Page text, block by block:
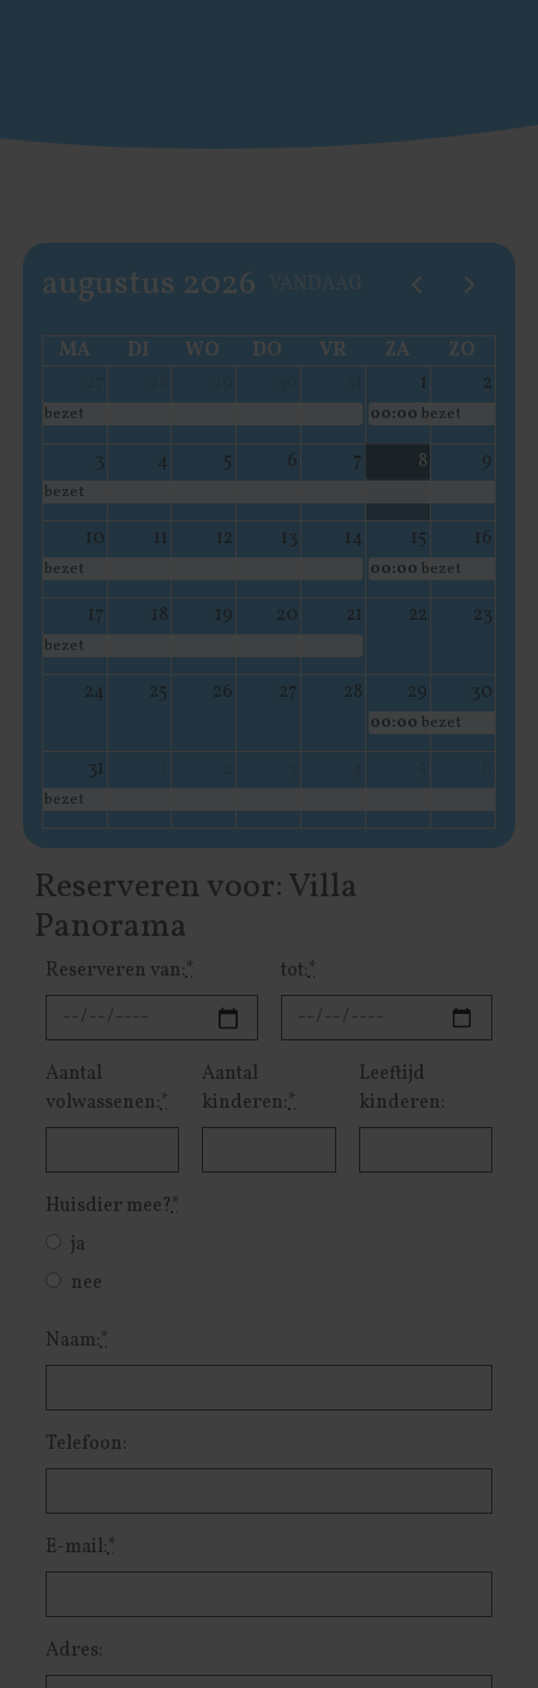
augustus 2026
MA DI WO DO VR ZA
ZO
1 2
bezet 00:00 bezet
3 4 5 6 7 8 9
bezet
10 11 12 13 14 15 16
bezet 00:00 bezet
17 18 19 20 21 22 23
bezet
24 25 26 27 28 29 30
00:00 bezet
31
bezet
Reserveren voor: Villa
Panorama
Reserveren van:* tot:*
Aantal
volwassenen:*
Aantal
kinderen:*
Leeftijd
kinderen:
Huisdier mee?*
ja
nee
Naam:*
Telefoon:
E-mail:*
Adres: